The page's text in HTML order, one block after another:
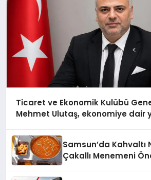
Ticaret ve Ekonomik Kulübü
Mehmet Ulutaş, ekonomiye dair
Samsun’da Kahvaltı
Çakallı Menemeni